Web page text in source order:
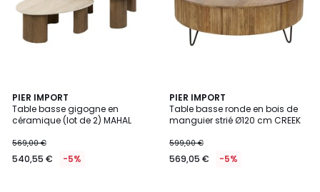
PIER IMPORT
Table basse gigogne en
céramique (lot de 2) MAHAL
569,00 €
540,55 € -5%
PIER IMPORT
Table basse ronde en bois de
manguier strié Ø120 cm CREEK
599,00 €
569,05 € -5%